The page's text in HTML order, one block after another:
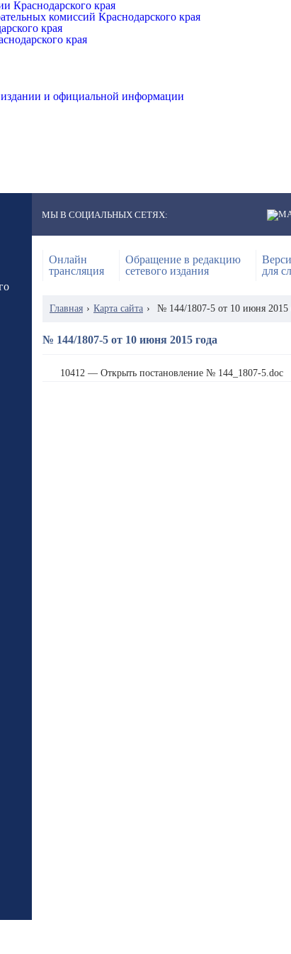
Краснодарского края
комиссий Краснодарского края
края
края
и официальной информации
МЫ В СОЦИАЛЬНЫХ СЕТЯХ:
Онлайн
трансляция
Обращение в редакцию
сетевого издания
для
Главная › Карта сайта › № 144/1807-5 от 10 июня 2015
№ 144/1807-5 от 10 июня 2015 года
10412 — Открыть постановление № 144_1807-5.doc